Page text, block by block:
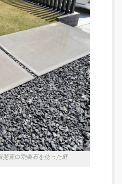
斐青白割栗石を使った庭